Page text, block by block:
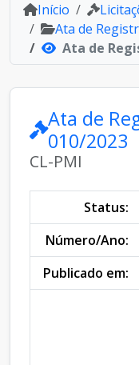
Início
Ata de
Ata de
Ata de
010/2023
CL-PMI
Status:
Número/Ano:
Publicado em: